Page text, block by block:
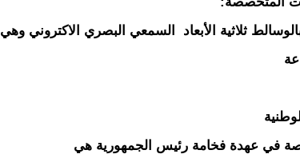
ثلاثية الأبعاد السمعي البصري الاكتروني وهي
في عهدة فخامة رئيس الجمهورية هي